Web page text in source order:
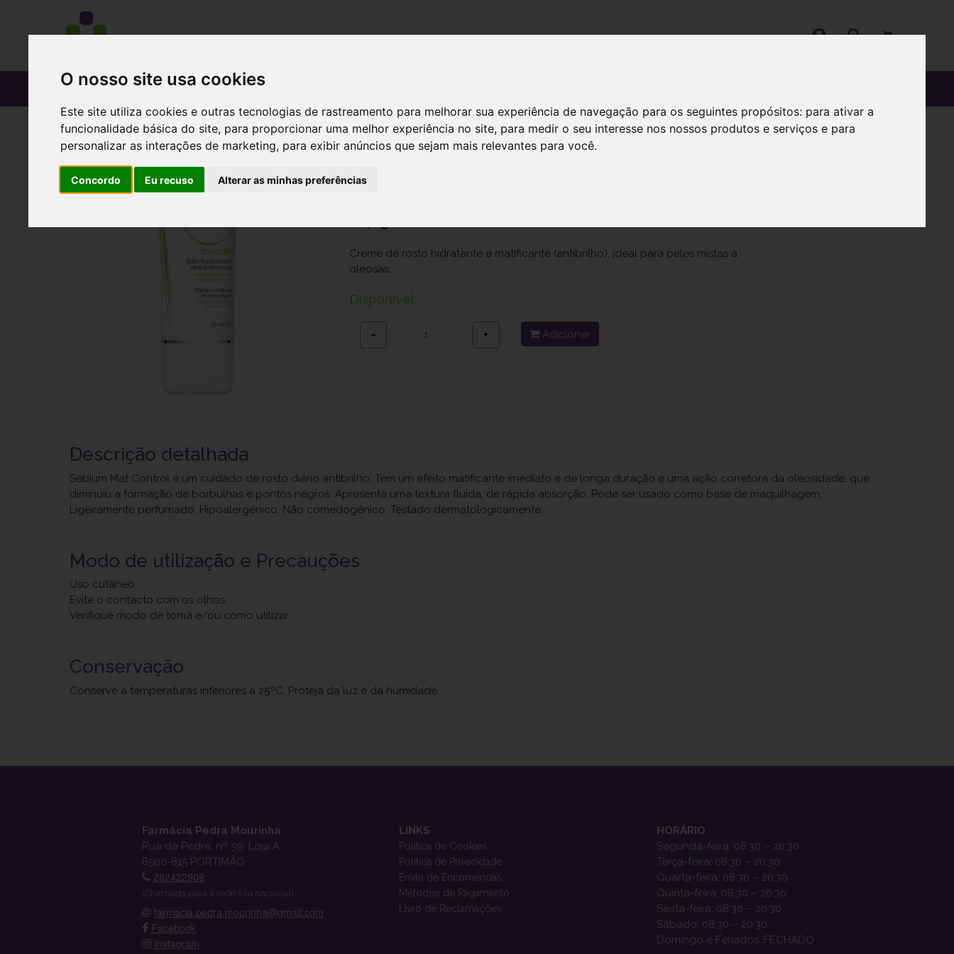
O nosso site usa cookies
Este site utiliza cookies e outras tecnologias de rastreamento para melhorar sua experiência de navegação para os seguintes propósitos: para ativar a
funcionalidade básica do site, para proporcionar uma melhor experiência no site, para medir o seu interesse nos nossos produtos e serviços e para
personalizar as interações de marketing, para exibir anúncios que sejam mais relevantes para você.
Concordo Eu recuso Alterar as minhas preferências
CATÁLOGO
Sebium Bioderma Cr Mat Control 30ml
Creme de rosto hidratante e matificante (antibrilho), ideal para peles mistas a
oleosas.
Disponível
− + Adicionar
Descrição detalhada
Sébium Mat Control é um cuidado de rosto diário antibrilho. Tem um efeito matificante imediato e de longa duração e uma ação corretora da oleosidade, que
diminuiu a formação de borbulhas e pontos negros. Apresenta uma textura fluida, de rápida absorção. Pode ser usado como base de maquilhagem.
Ligeiramente perfumado. Hipoalergénico. Não comedogénico. Testado dermatologicamente.
Modo de utilização e Precauções
Uso cutâneo
Evite o contacto com os olhos
Verifique modo de toma e/ou como utilizar
Conservação
Conserve a temperaturas inferiores a 25ºC. Proteja da luz e da humidade.
Farmácia Pedra Mourinha
Rua da Pedra, nº 59, Loja A
8500-815 PORTIMÃO
282422909
(Chamada para a rede fixa nacional)
farmacia.pedra.mourinha@gmail.com
Facebook
Instagram
LINKS
Política de Cookies
Política de Privacidade
Envio de Encomendas
Métodos de Pagamento
Livro de Reclamações
HORÁRIO
Segunda-feira: 08:30 – 20:30
Terça-feira: 08:30 – 20:30
Quarta-feira: 08:30 – 20:30
Quinta-feira: 08:30 – 20:30
Sexta-feira: 08:30 – 20:30
Sábado: 08:30 – 20:30
Domingo e Feriados: FECHADO